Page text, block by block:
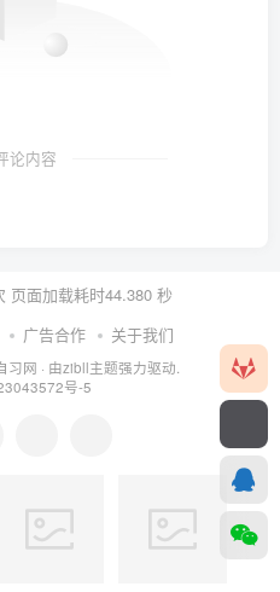
论内容
页面加载耗时44.380 秒
广告合作 关于我们
习网 · 由zibll主题强力驱动.
号-5